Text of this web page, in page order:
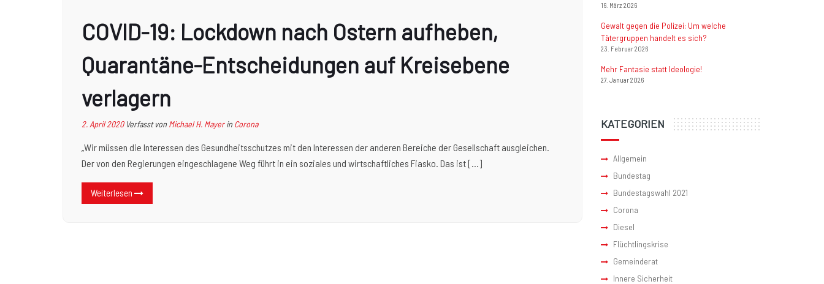
COVID-19: Lockdown nach Ostern aufheben,
Quarantäne-Entscheidungen auf Kreisebene
verlagern
2. April 2020 Verfasst vonMichael H. Mayer inCorona
„Wir müssen die Interessen des Gesundheitsschutzes mit den Interessen der anderen Bereiche der Gesellschaft ausgleichen.
Der von den Regierungen eingeschlagene Weg führt in ein soziales und wirtschaftliches Fiasko. Das ist […]
Weiterlesen
16. März 2026
Gewalt gegen die Polizei: Um welche
Tätergruppen handelt es sich?
23. Februar 2026
Mehr Fantasie statt Ideologie!
27. Januar 2026
KATEGORIEN
Allgemein
Bundestag
Bundestagswahl 2021
Corona
Diesel
Flüchtlingskrise
Gemeinderat
Innere Sicherheit